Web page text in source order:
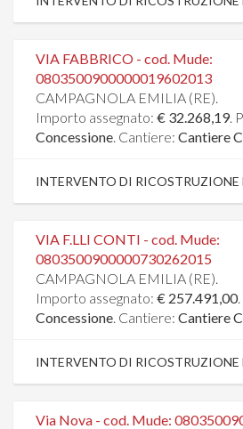
VIA FABBRICO - cod. Mude:
0803500900000019602013
CAMPAGNOLA EMILIA (RE).
Importo assegnato: € 32.268,19.
Concessione. Cantiere: Cantiere
INTERVENTO DI
VIA F.LLI CONTI - cod. Mude:
0803500900000730262015
CAMPAGNOLA EMILIA (RE).
Importo assegnato: € 257.491,00
Concessione. Cantiere: Cantiere
INTERVENTO DI
Via Nova - cod. Mude: